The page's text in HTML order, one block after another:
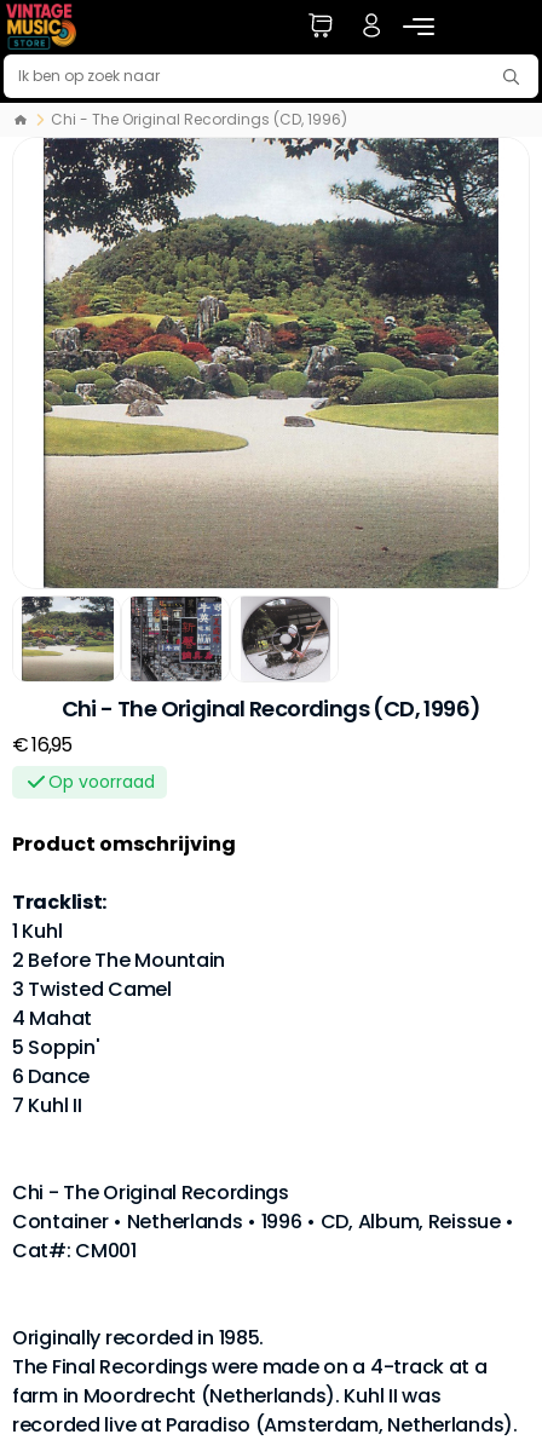
Chi - The Original Recordings (CD, 1996)
Chi - The Original Recordings (CD, 1996)
€ 16,95
Op voorraad
Product omschrijving
Tracklist:
1 Kuhl
2 Before The Mountain
3 Twisted Camel
4 Mahat
5 Soppin'
6 Dance
7 Kuhl II
Chi - The Original Recordings
Container • Netherlands • 1996 • CD, Album, Reissue •
Cat#: CM001
Originally recorded in 1985.
The Final Recordings were made on a 4-track at a
farm in Moordrecht (Netherlands). Kuhl II was
recorded live at Paradiso (Amsterdam, Netherlands).